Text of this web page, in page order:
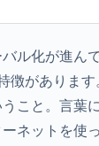
ル化が進ん
徴がありま
こと。言葉
ネットを使